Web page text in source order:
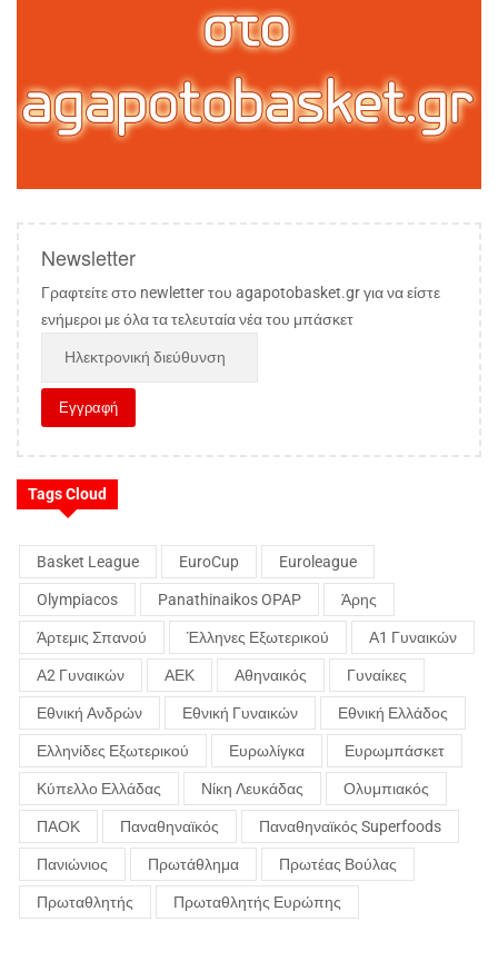
Newsletter
Γραφτείτε στο newletter του agapotobasket.gr για να είστε
ενήμεροι με όλα τα τελευταία νέα του μπάσκετ
Tags Cloud
Basket League EuroCup Euroleague
Olympiacos Panathinaikos OPAP Άρης
Άρτεμις Σπανού Έλληνες Εξωτερικού Α1 Γυναικών
Α2 Γυναικών ΑΕΚ Αθηναικός Γυναίκες
Εθνική Ανδρών Εθνική Γυναικών Εθνική Ελλάδος
Ελληνίδες Εξωτερικού Ευρωλίγκα Ευρωμπάσκετ
Κύπελλο Ελλάδας Νίκη Λευκάδας Ολυμπιακός
ΠΑΟΚ Παναθηναϊκός Παναθηναϊκός Superfoods
Πανιώνιος Πρωτάθλημα Πρωτέας Βούλας
Πρωταθλητής Πρωταθλητής Ευρώπης